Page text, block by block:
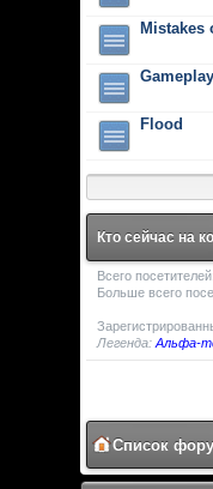
Mistakes
Flood
Кто сейчас на
Всего
Больше всего
Легенда:Альфа-
Список